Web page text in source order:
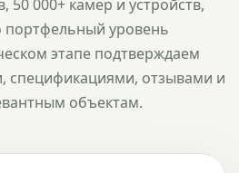
50 000+ камер и устройств,
портфельный уровень
этапе подтверждаем
спецификациями, отзывами и
объектам.